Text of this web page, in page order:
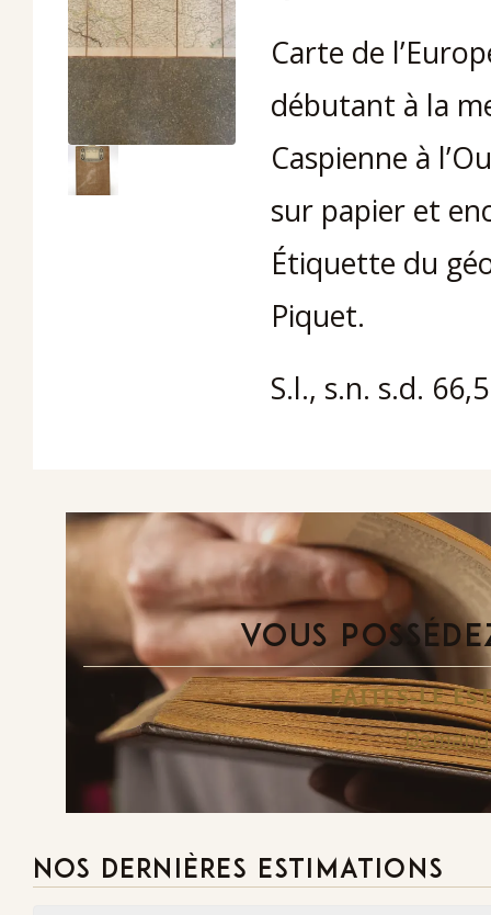
Carte de
débutant à la
Caspienne à
sur papier et
Étiquette du
Piquet.
S.l., s.n. s.d.
VOUS
FAITES-LE
NOS DERNIÈRES ESTIMATIONS